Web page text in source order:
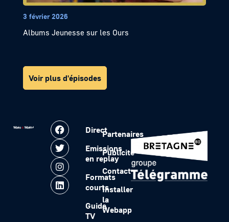
3 février 2026
Albums Jeunesse sur les Ours
Voir plus d'épisodes
Direct
Emissions
en replay
Formats
courts
Guide
TV
Partenaires
Publicité
Contact
Installer
la
Webapp